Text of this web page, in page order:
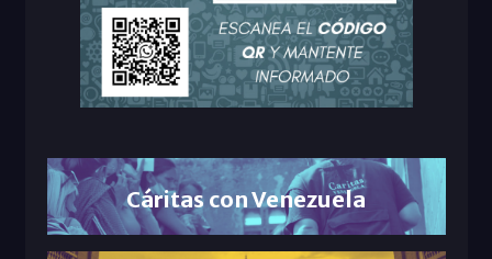
Cáritas con Venezuela